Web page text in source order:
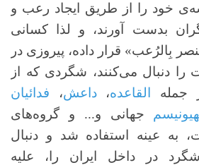
خود را از طریق ایجاد رعب و
بدست آورند، و لذا کسانی
بِالرُعب» قرار داده، پیروزی در
دنبال می‌کنند، شگردی که از
جمله
القاعده،داعش، فدائیان
جهانی و... و گروه‌های
به عینه استفاده شد و دنبال
در داخل ایران را، علیه